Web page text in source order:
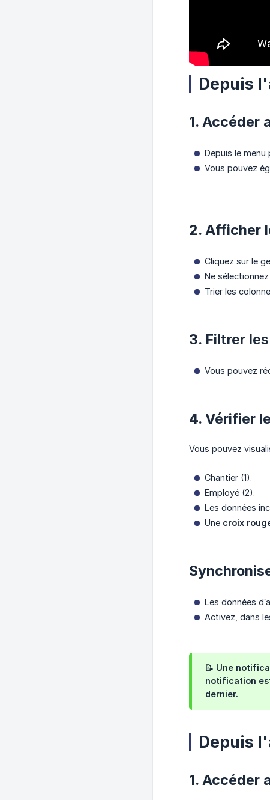
Depuis
1. Accéder
Depuis le menu
Vous pouvez
2. Afficher
Cliquez sur le
Ne
Trier les
3. Filtrer
Vous pouvez
4. Vérifier
Vous pouvez
Chantier (1).
Employé (2).
Les données
Une croix
Les données
Activez, dans
📝 Une
notification
dernier.
Depuis
1. Accéder